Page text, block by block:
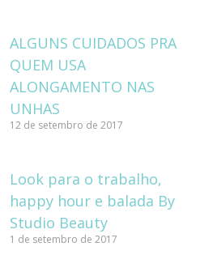
ALGUNS CUIDADOS PRA
QUEM USA
ALONGAMENTO NAS
UNHAS
12 de setembro de 2017
Look para o trabalho,
happy hour e balada By
Studio Beauty
1 de setembro de 2017